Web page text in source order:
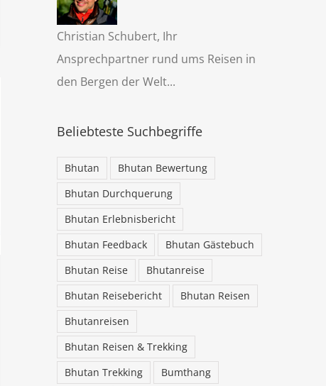
Christian Schubert, Ihr
Ansprechpartner rund ums Reisen in
den Bergen der Welt...
Beliebteste Suchbegriffe
Bhutan
Bhutan Bewertung
Bhutan Durchquerung
Bhutan Erlebnisbericht
Bhutan Feedback
Bhutan Gästebuch
Bhutan Reise
Bhutanreise
Bhutan Reisebericht
Bhutan Reisen
Bhutanreisen
Bhutan Reisen & Trekking
Bhutan Trekking
Bumthang